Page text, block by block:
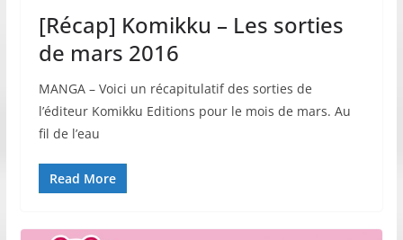
[Récap] Komikku – Les sorties
de mars 2016
MANGA – Voici un récapitulatif des sorties de
l’éditeur Komikku Editions pour le mois de mars. Au
fil de l’eau
Read More